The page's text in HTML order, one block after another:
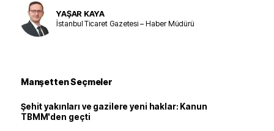
YAŞAR KAYA
İstanbul Ticaret Gazetesi – Haber Müdürü
Manşetten Seçmeler
Şehit yakınları ve gazilere yeni haklar: Kanun
TBMM'den geçti